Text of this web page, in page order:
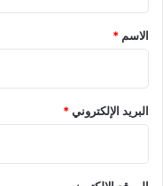
*
الاسم *
البريد الإلكتروني*